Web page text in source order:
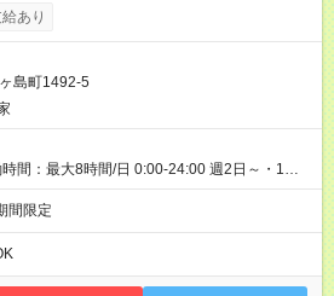
当】早朝手当（5：00-9：
し）ですが、切り上げで一ヶ月とさせてい
制度あり：15時間(研修中も同時給）
あり
島町1492-5
間：最大8時間/日 0:00-24:00 週2日～・1日
例＞ 〇朝帯 5:00-9:00 〇昼帯 9:00-14:00 〇午
〇夜帯 18:00-22:00 〇深夜帯 22:00-翌5:00 基
間限定